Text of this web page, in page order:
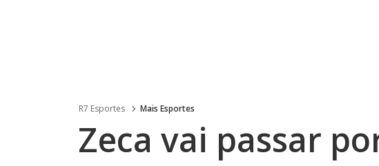
R7 Esportes Mais Esportes
Zeca vai passar